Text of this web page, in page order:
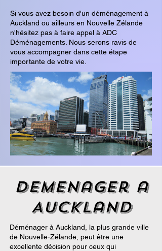
Si vous avez besoin d'un déménagement à
Auckland ou ailleurs en Nouvelle Zélande
n'hésitez pas à faire appel à ADC
Déménagements. Nous serons ravis de
vous accompagner dans cette étape
importante de votre vie.
demenager a
Auckland
Déménager à Auckland, la plus grande ville
de Nouvelle-Zélande, peut être une
excellente décision pour ceux qui